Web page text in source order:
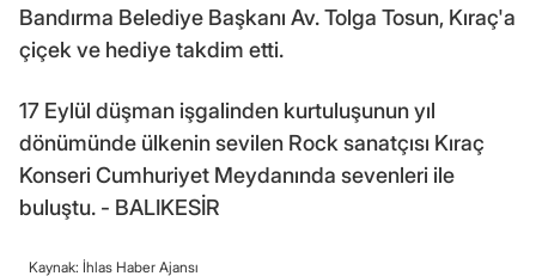
Bandırma Belediye Başkanı Av. Tolga Tosun, Kıraç'a
çiçek ve hediye takdim etti.
17 Eylül düşman işgalinden kurtuluşunun yıl
dönümünde ülkenin sevilen Rock sanatçısı Kıraç
Konseri Cumhuriyet Meydanında sevenleri ile
buluştu. - BALIKESİR
Kaynak: İhlas Haber Ajansı